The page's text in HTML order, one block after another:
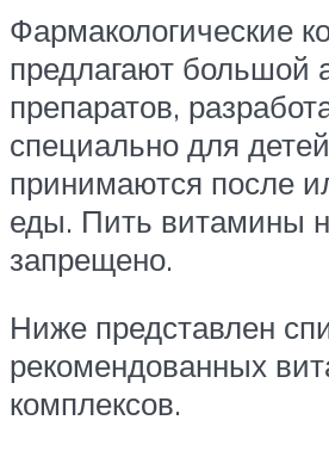
Фармакологические
предлагают большой
препаратов,
специально для
принимаются после
еды. Пить витамины
запрещено.
Ниже представлен
рекомендованных
комплексов.